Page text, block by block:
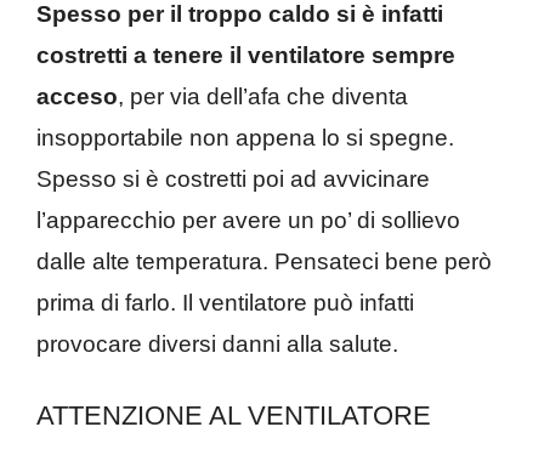
Spesso per il troppo caldo si è infatti
costretti a tenere il ventilatore sempre
acceso, per via dell’afa che diventa
insopportabile non appena lo si spegne.
Spesso si è costretti poi ad avvicinare
l’apparecchio per avere un po’ di sollievo
dalle alte temperatura. Pensateci bene però
prima di farlo. Il ventilatore può infatti
provocare diversi danni alla salute.
ATTENZIONE AL VENTILATORE